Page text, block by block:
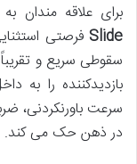
برای علاقه
Slide فرصتی
سقوطی سریع و
بازدیدکننده را
سرعت باورنکردنی،
در ذهن حک می کند.